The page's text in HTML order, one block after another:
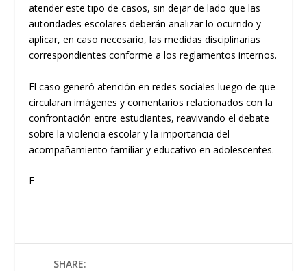
atender este tipo de casos, sin dejar de lado que las
autoridades escolares deberán analizar lo ocurrido y
aplicar, en caso necesario, las medidas disciplinarias
correspondientes conforme a los reglamentos internos.
El caso generó atención en redes sociales luego de que
circularan imágenes y comentarios relacionados con la
confrontación entre estudiantes, reavivando el debate
sobre la violencia escolar y la importancia del
acompañamiento familiar y educativo en adolescentes.
F
SHARE: